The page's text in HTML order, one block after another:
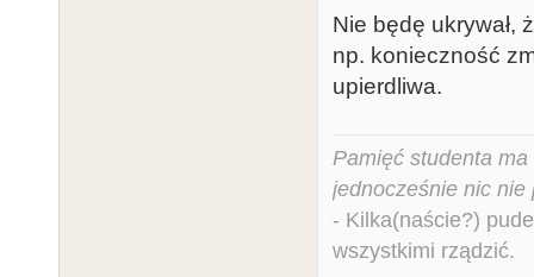
Nie będę ukrywał,
np. konieczność
upierdliwa.
Pamięć studenta
jednocześnie nic nie
- Kilka(naście?)
wszystkimi rządzić.